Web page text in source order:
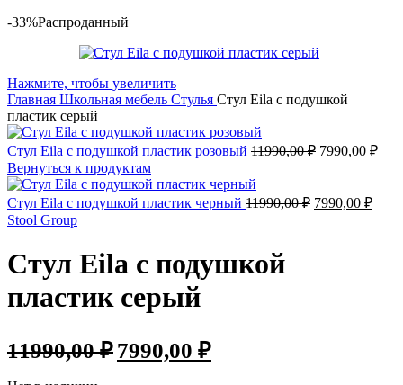
-33%Распроданный
Нажмите, чтобы увеличить
Главная Школьная мебель Стулья Стул Eila с подушкой
пластик серый
Стул Eila с подушкой пластик розовый 11990,00₽
11990,00 ₽.
7990,00 ₽
Вернуться к продуктам
Стул Eila с подушкой пластик черный 11990,00₽ 7990,00 ₽
Stool Group
Стул Eila с подушкой
пластик серый
11990,00₽ Первоначальная
цена
7990,00 ₽Текущая
цена: